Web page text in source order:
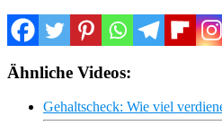
Ähnliche Videos:
Gehaltscheck: Wie viel